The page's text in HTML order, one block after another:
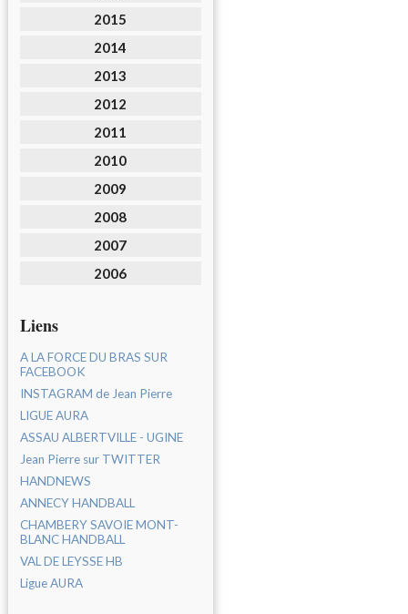
2015
2014
2013
2012
2011
2010
2009
2008
2007
2006
Liens
A LA FORCE DU BRAS SUR
FACEBOOK
INSTAGRAM de Jean Pierre
LIGUE AURA
ASSAU ALBERTVILLE - UGINE
Jean Pierre sur TWITTER
HANDNEWS
ANNECY HANDBALL
CHAMBERY SAVOIE MONT-
BLANC HANDBALL
VAL DE LEYSSE HB
Ligue AURA